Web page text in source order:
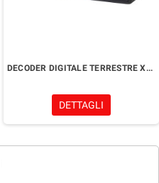
DECODER DIGITALE TERRESTRE XORO HRS8659 V2
DETTAGLI